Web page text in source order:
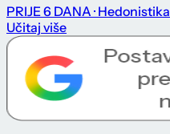
PRIJE 6 DANA · Hedonistika
Učitaj više